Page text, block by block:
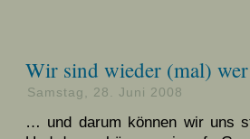
Wir sind wieder (mal)
Samstag, 28. Juni 2008
… und darum können wir uns